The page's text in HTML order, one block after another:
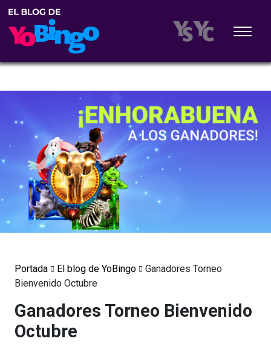
Portada El blog de YoBingo
Ganadores Torneo
Bienvenido Octubre
Ganadores Torneo Bienvenido
Octubre